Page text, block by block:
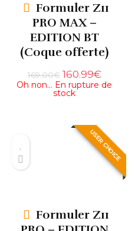
Formuler Z11
PRO MAX –
EDITION BT
(Coque offerte)
169.00€ 160.99€
Oh non… En rupture de
stock
USER CHOICE
Formuler Z11